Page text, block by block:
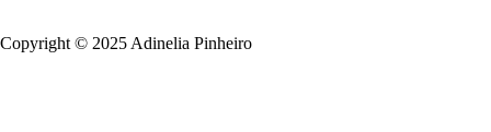
Copyright © 2025 Adinelia Pinheiro